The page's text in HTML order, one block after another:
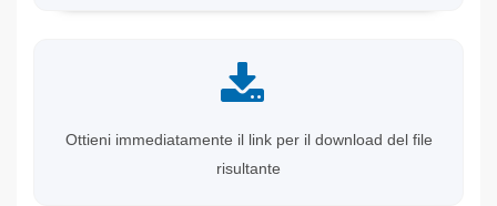
Ottieni immediatamente il link per il download del file
risultante